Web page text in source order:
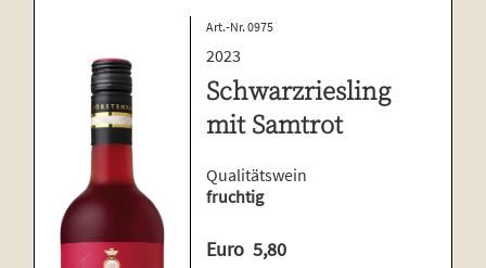
Trol­lin­ger-Lem­ber­ger
Weiß­wei­ne
Weiß­herbst-, Rosé- und Schillerweine
Die fruch­ti­gen Vier
Sekt und Secco
Edi­ti­on Life
Art.-Nr. 0975
2023
Schwarzriesling
mit Samtrot
Qualitätswein
fruchtig
Euro 5,80